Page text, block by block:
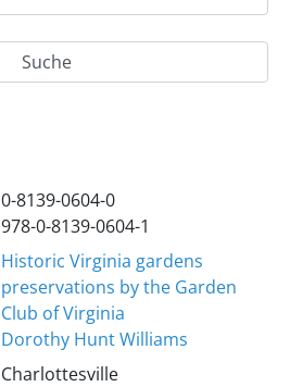
0-8139-0604-0
978-0-8139-0604-1
Historic Virginia gardens
preservations by the Garden
Club of Virginia
Dorothy Hunt Williams
Charlottesville